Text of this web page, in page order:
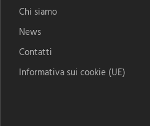
Chi siamo
News
Contatti
Informativa sui cookie (UE)